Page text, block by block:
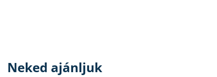
Neked ajánljuk